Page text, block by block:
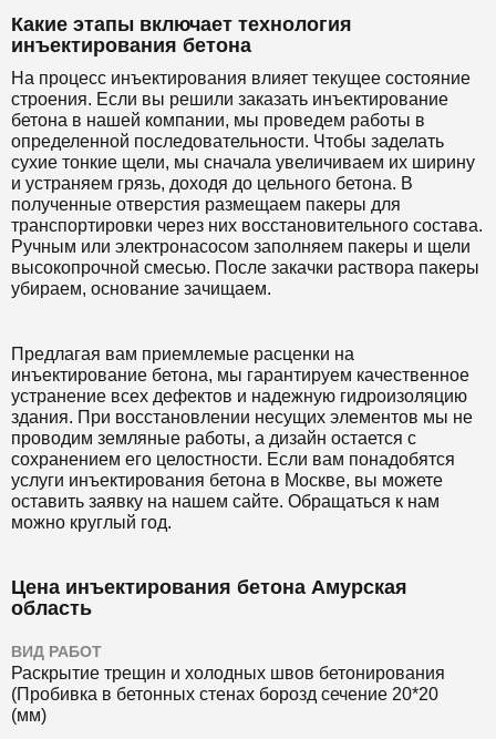
Какие этапы включает технология
инъектирования бетона
На процесс инъектирования влияет текущее состояние
строения. Если вы решили заказать инъектирование
бетона в нашей компании, мы проведем работы в
определенной последовательности. Чтобы заделать
сухие тонкие щели, мы сначала увеличиваем их ширину
и устраняем грязь, доходя до цельного бетона. В
полученные отверстия размещаем пакеры для
транспортировки через них восстановительного состава.
Ручным или электронасосом заполняем пакеры и щели
высокопрочной смесью. После закачки раствора пакеры
убираем, основание зачищаем.
Предлагая вам приемлемые расценки на
инъектирование бетона, мы гарантируем качественное
устранение всех дефектов и надежную гидроизоляцию
здания. При восстановлении несущих элементов мы не
проводим земляные работы, а дизайн остается с
сохранением его целостности. Если вам понадобятся
услуги инъектирования бетона в Москве, вы можете
оставить заявку на нашем сайте. Обращаться к нам
можно круглый год.
Цена инъектирования бетона Амурская
область
ВИД РАБОТ
Раскрытие трещин и холодных швов бетонирования
(Пробивка в бетонных стенах борозд сечение 20*20
(мм)